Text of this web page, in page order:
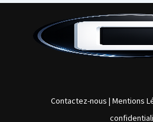
Contactez-nous |Mentions